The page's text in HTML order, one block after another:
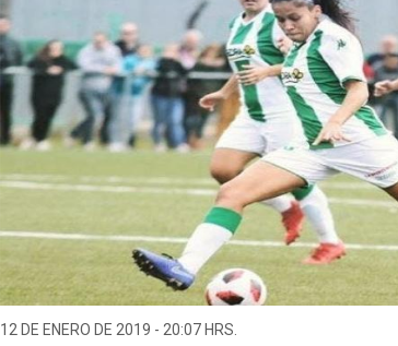
12 DE ENERO DE 2019 - 20:07 HRS.